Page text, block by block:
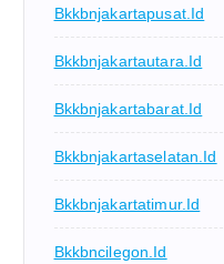
Bkkbnjakartapusat.id
Bkkbnjakartautara.id
Bkkbnjakartabarat.id
Bkkbnjakartaselatan.id
Bkkbnjakartatimur.id
Bkkbncilegon.id